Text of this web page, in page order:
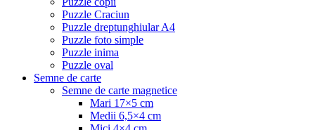
Puzzle Craciun
Puzzle dreptunghiular A4
Puzzle foto simple
Puzzle inima
Puzzle oval
Semne de carte
Semne de carte magnetice
Mari 17×5 cm
Medii 6,5×4 cm